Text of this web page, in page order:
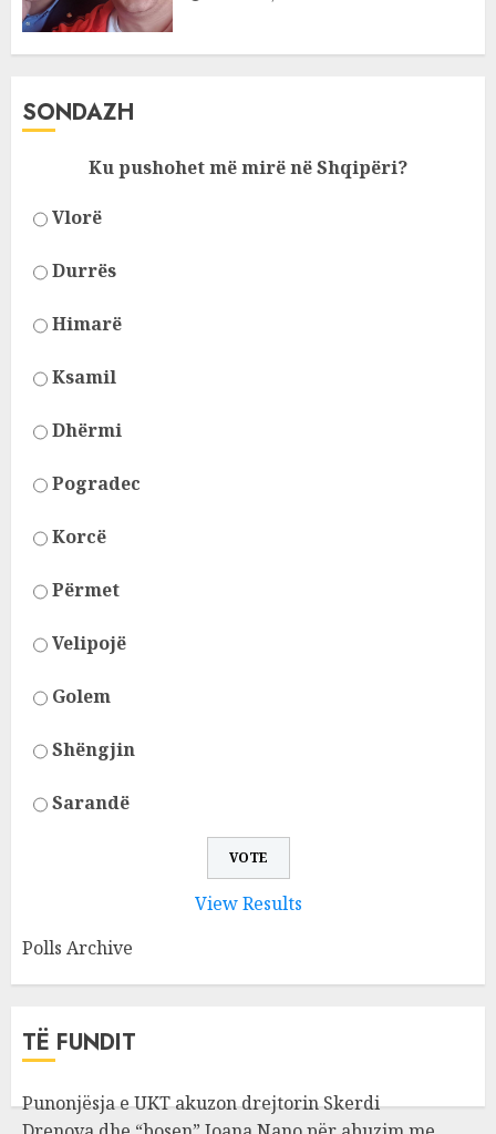
SONDAZH
Ku pushohet më mirë në Shqipëri?
Vlorë
Durrës
Himarë
Ksamil
Dhërmi
Pogradec
Korcë
Përmet
Velipojë
Golem
Shëngjin
Sarandë
View Results
Polls Archive
TË FUNDIT
Punonjësja e UKT akuzon drejtorin Skerdi